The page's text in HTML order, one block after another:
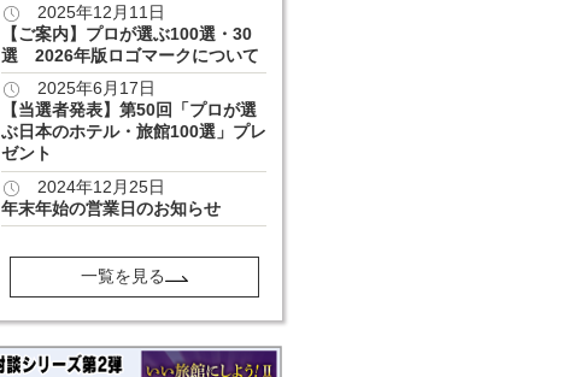
2025年12月11日
【ご案内】プロが選ぶ100選・30
選 2026年版ロゴマークについて
2025年6月17日
【当選者発表】第50回「プロが選
ぶ日本のホテル・旅館100選」プレ
ゼント
2024年12月25日
年末年始の営業日のお知らせ
一覧を見る